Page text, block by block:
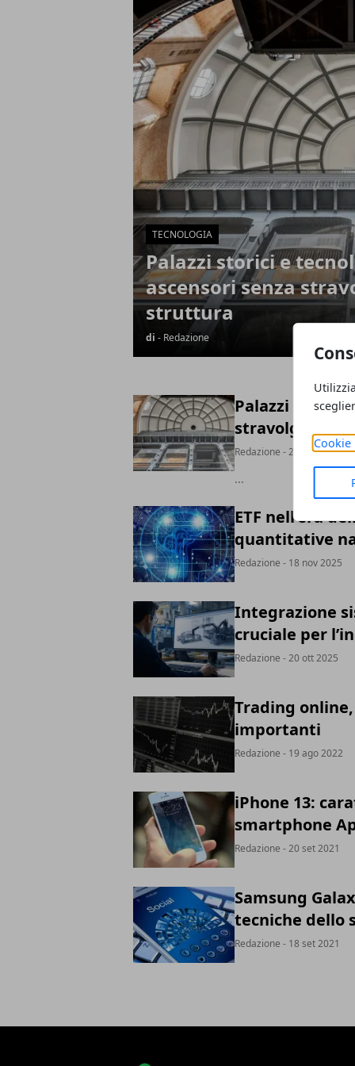
Cookie
Articoli in Evidenza
TECNOLOGIA
Palazzi storici e
ascensori senza
struttura
di - Redazione
Palazzi storici
stravolgere la
Redazione - 27 mag 2026
...
ETF nell’era
quantitative
Redazione - 18 nov 2025
Integrazione
cruciale per
Redazione - 20 ott 2025
Trading
importanti
Redazione - 19 ago 2022
iPhone 13:
smartphone
Redazione - 20 set 2021
Samsung
tecniche dello
Redazione - 18 set 2021